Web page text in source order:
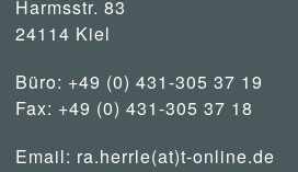
Harmsstr. 83
24114 Kiel
Büro: +49 (0) 431-305 37 19
Fax: +49 (0) 431-305 37 18
Email: ra.herrle(at)t-online.de